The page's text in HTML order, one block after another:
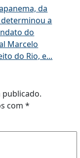
da
determinou a
do
Marcelo
do Rio, e...
publicado.
com *